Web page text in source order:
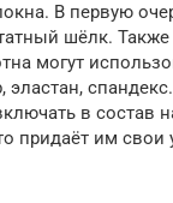
В первую
шёлк. Также
могут
эластан,
в состав
придаёт им свои